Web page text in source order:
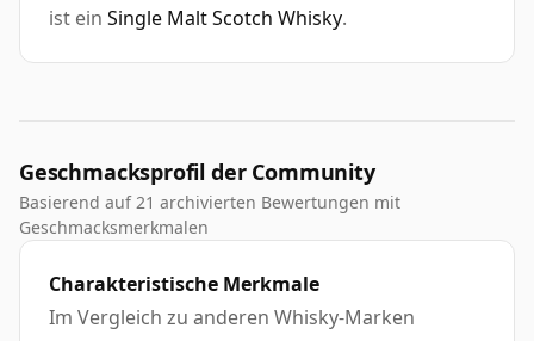
ist ein Single Malt Scotch Whisky.
Geschmacksprofil der Community
Basierend auf 21 archivierten Bewertungen mit
Geschmacksmerkmalen
Charakteristische Merkmale
Im Vergleich zu anderen Whisky-Marken